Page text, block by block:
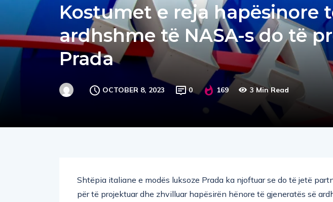
Kostumet e reja hapësinore
ardhshme të NASA-s do të
Prada
OCTOBER 8, 2023 0 169 3 Min Read
Shtëpia italiane e modës luksoze Prada ka njoftuar se do të jetë
për të projektuar dhe zhvilluar hapësirën hënore të gjeneratës së